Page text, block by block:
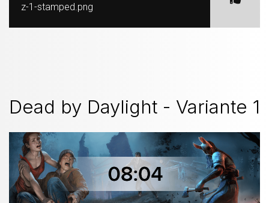
z-1-stamped.png
Dead by Daylight - Variante 1